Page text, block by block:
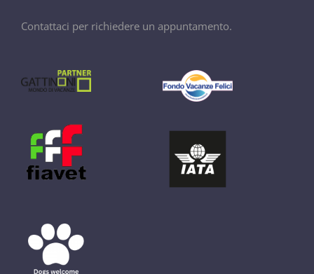
Contattaci per richiedere un appuntamento.